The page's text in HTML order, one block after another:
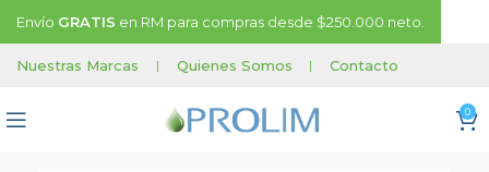
Nuestras Marcas | Quienes Somos | Contacto
0
Envío GRATIS en RM para compras desde $250.000 neto.